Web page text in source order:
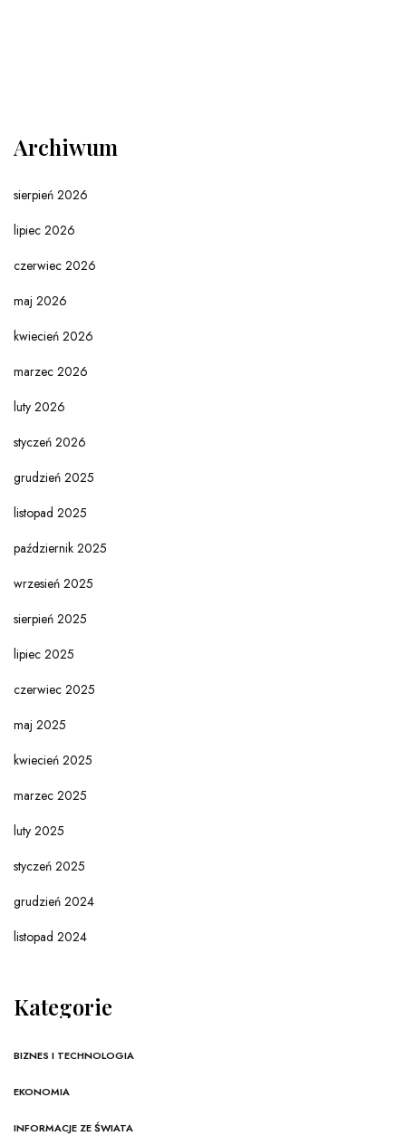
Archiwum
sierpień 2026
lipiec 2026
czerwiec 2026
maj 2026
kwiecień 2026
marzec 2026
luty 2026
styczeń 2026
grudzień 2025
listopad 2025
październik 2025
wrzesień 2025
sierpień 2025
lipiec 2025
czerwiec 2025
maj 2025
kwiecień 2025
marzec 2025
luty 2025
styczeń 2025
grudzień 2024
listopad 2024
Kategorie
BIZNES I TECHNOLOGIA
EKONOMIA
INFORMACJE ZE ŚWIATA